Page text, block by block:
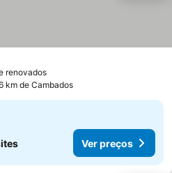
renovados
km de Cambados
Ver preços